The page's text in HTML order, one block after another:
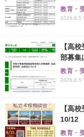
教育・
2026.8.5
【高
部募集
教育・
2026.8.5
【高
10/12
教育・